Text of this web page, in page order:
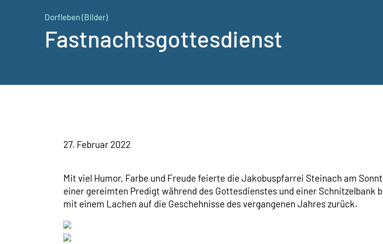
Dorfleben (Bilder)
Fastnachtsgottesdienst
27. Februar 2022
Mit viel Humor, Farbe und Freude feierte die Jakobuspfarrei Steinach am
einer gereimten Predigt während des Gottesdienstes und einer Schnitzelbank
mit einem Lachen auf die Geschehnisse des vergangenen Jahres zurück.